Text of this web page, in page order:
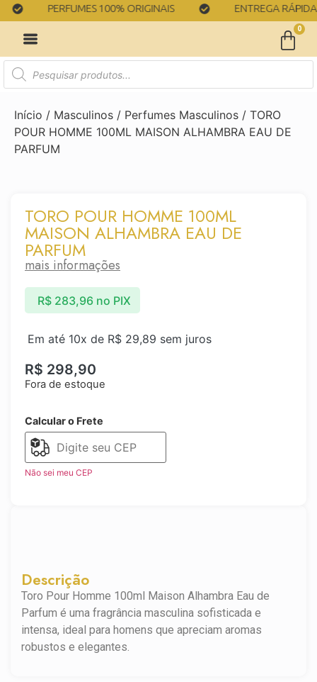
PERFUMES 100% ORIGINAIS ENTREGA RÁPIDA
0
Início / Masculinos / Perfumes Masculinos / TORO
POUR HOMME 100ML MAISON ALHAMBRA EAU DE
PARFUM
Descrição
Toro Pour Homme 100ml Maison Alhambra Eau de
Parfum é uma fragrância masculina sofisticada e
intensa, ideal para homens que apreciam aromas
robustos e elegantes.
TORO POUR HOMME 100ML
MAISON ALHAMBRA EAU DE
PARFUM
mais informações
R$ 298,90
Em até 10x de R$ 29,89 sem juros
R$283,96 no PIX
Fora de estoque
Calcular o Frete
Não sei meu CEP